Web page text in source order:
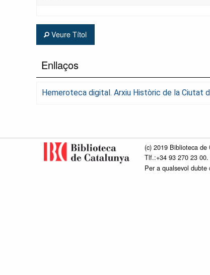
Veure Títol
Enllaços
Hemeroteca digital. Arxiu Històric de la Ciutat
(c) 2019 Biblioteca
Tlf.:+34 93 270 23
Per a qualsevol dubte